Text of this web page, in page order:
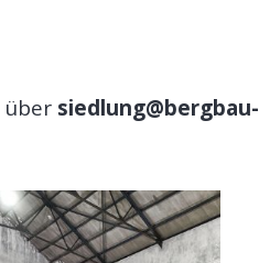
übersiedlung@bergbau-